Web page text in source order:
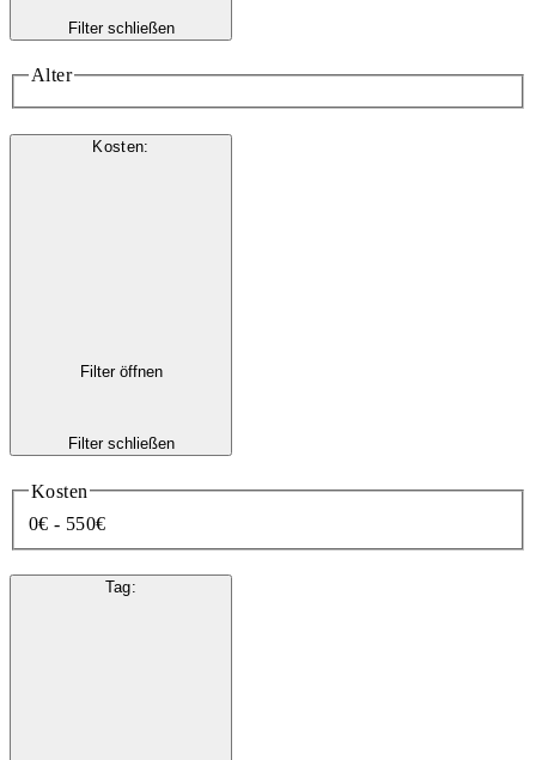
Filter schließen
Alter
Kosten:
Filter öffnen
Filter schließen
Kosten
0€ - 550€
Tag: